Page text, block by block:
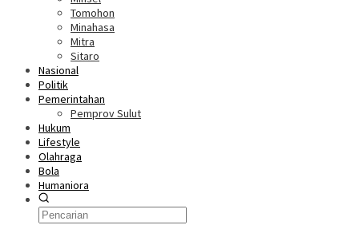
Tomohon
Minahasa
Mitra
Sitaro
Nasional
Politik
Pemerintahan
Pemprov Sulut
Hukum
Lifestyle
Olahraga
Bola
Humaniora